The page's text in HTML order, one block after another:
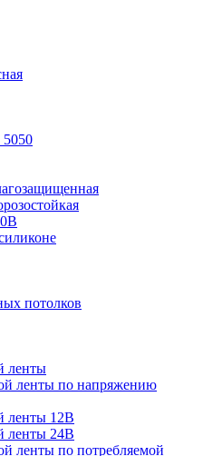
5050
потолков
ленты
ленты по напряжению
ленты 12В
ленты 24В
ленты по потребляемой